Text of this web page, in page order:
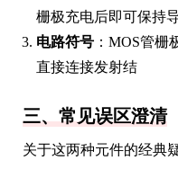
栅极充电后即可保持
电路符号 ：MOS管
直接连接发射结
三、常见误区澄清
关于这两种元件的经典